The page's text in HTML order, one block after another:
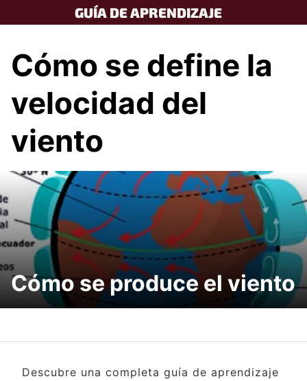
to
GUÍA DE APRENDIZAJE
Cómo se define la
velocidad del
viento
Cómo se produce el viento
Descubre una completa guía de aprendizaje